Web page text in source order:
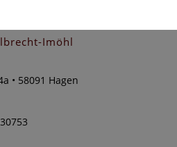
Imöhl
• 58091 Hagen